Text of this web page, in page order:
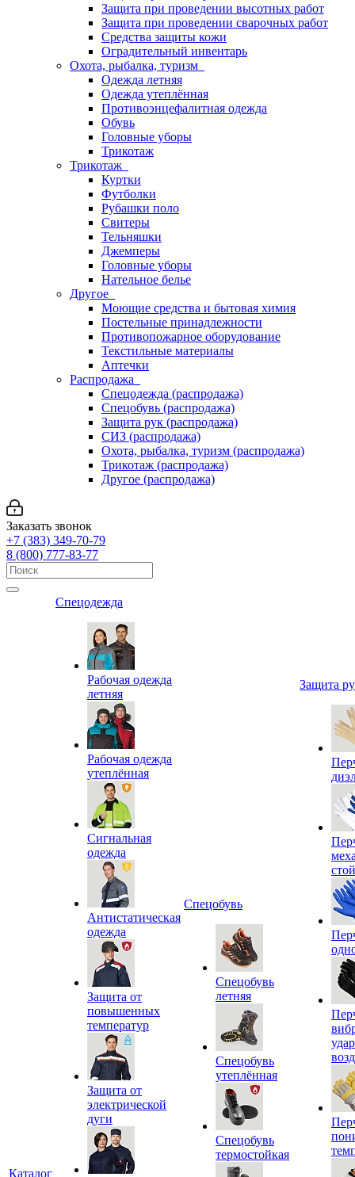
Защита при проведении высотных работ
Защита при проведении сварочных работ
Средства защиты кожи
Оградительный инвентарь
Охота, рыбалка, туризм
Одежда летняя
Одежда утеплённая
Противоэнцефалитная одежда
Обувь
Головные уборы
Трикотаж
Трикотаж
Куртки
Футболки
Рубашки поло
Свитеры
Тельняшки
Джемперы
Головные уборы
Нательное белье
Другое
Моющие средства и бытовая химия
Постельные принадлежности
Противопожарное оборудование
Текстильные материалы
Аптечки
Распродажа
Спецодежда (распродажа)
Спецобувь (распродажа)
Защита рук (распродажа)
СИЗ (распродажа)
Охота, рыбалка, туризм (распродажа)
Трикотаж (распродажа)
Другое (распродажа)
Заказать звонок
+7 (383) 349-70-79
8 (800) 777-83-77
Каталог
Спецодежда
Рабочая одежда
летняя
Рабочая одежда
утеплённая
Сигнальная
одежда
Антистатическая
одежда
Защита от
повышенных
температур
Защита от
электрической
дуги
Спецобувь
Спецобувь
летняя
Спецобувь
утеплённая
Спецобувь
термостойкая
Защита